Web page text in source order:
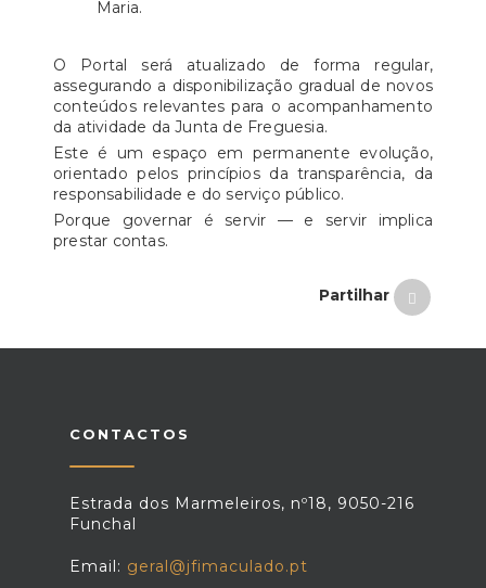
Maria.
O Portal será atualizado de forma regular,
assegurando a disponibilização gradual de novos
conteúdos relevantes para o acompanhamento
da atividade da Junta de Freguesia.
Este é um espaço em permanente evolução,
orientado pelos princípios da transparência, da
responsabilidade e do serviço público.
Porque governar é servir — e servir implica
prestar contas.
Partilhar
CONTACTOS
Estrada dos Marmeleiros, nº18, 9050-216
Funchal
Email: geral@jfimaculado.pt